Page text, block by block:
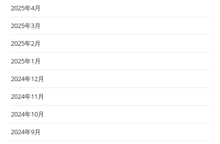
2025年4月
2025年3月
2025年2月
2025年1月
2024年12月
2024年11月
2024年10月
2024年9月